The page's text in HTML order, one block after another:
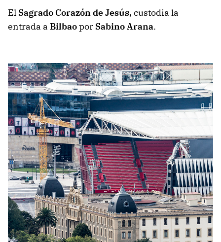
El Sagrado Corazón de Jesús, custodia la
entrada a Bilbaopor Sabino Arana.